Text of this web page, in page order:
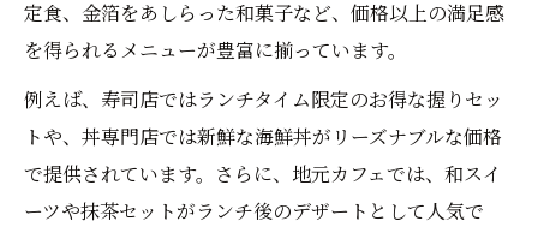
定食、金箔をあしらった和菓子など、価格以上の満足感
を得られるメニューが豊富に揃っています。
例えば、寿司店ではランチタイム限定のお得な握りセッ
トや、丼専門店では新鮮な海鮮丼がリーズナブルな価格
で提供されています。さらに、地元カフェでは、和スイ
ーツや抹茶セットがランチ後のデザートとして人気で